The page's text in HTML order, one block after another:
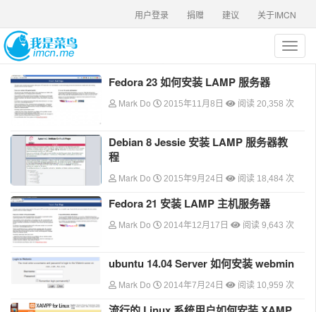
关于IMCN
建议
捐赠
用户登录
T
o
l
i
t
i
n
Fedora 23 如何安装 LAMP 服务器
Mark Do 2015年11月8日 阅读 20,358 次
Debian 8 Jessie 安装 LAMP 服务器教
程
Mark Do 2015年9月24日 阅读 18,484 次
Fedora 21 安装 LAMP 主机服务器
Mark Do 2014年12月17日 阅读 9,643 次
ubuntu 14.04 Server 如何安装 webmin
Mark Do 2014年7月24日 阅读 10,959 次